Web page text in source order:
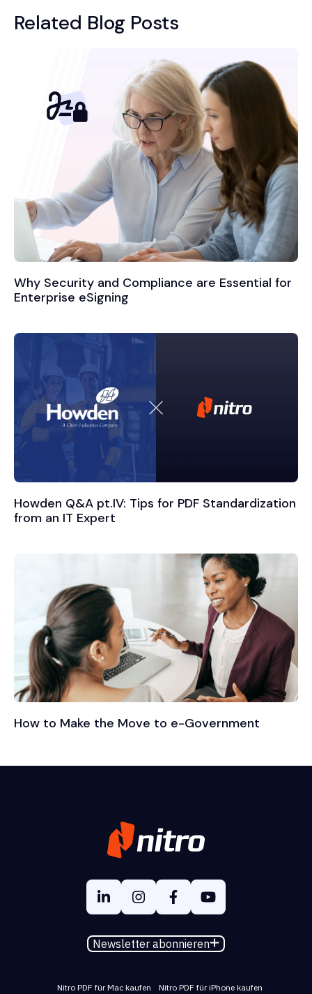
Related Blog Posts
Why Security and Compliance are Essential for
Enterprise eSigning
Howden Q&A pt.IV: Tips for PDF Standardization
from an IT Expert
How to Make the Move to e-Government
Newsletter abonnieren
Nitro PDF für Mac kaufen Nitro PDF für iPhone kaufen